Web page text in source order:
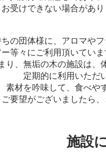
お受けできない場合があ
の団体様に、アロマや
等々にご利用頂いてい
り、無垢の木の施設は、
定期的に利用いただ
素材を吟味して、食べや
ご要望がございましたら
施設